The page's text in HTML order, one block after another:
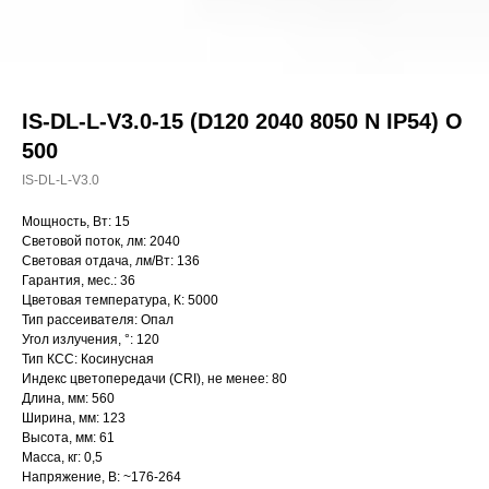
IS-DL-L-V3.0-15 (D120 2040 8050 N IP54) O
500
IS-DL-L-V3.0
Мощность, Вт: 15
Световой поток, лм: 2040
Световая отдача, лм/Вт: 136
Гарантия, мес.: 36
Цветовая температура, К: 5000
Тип рассеивателя: Опал
Угол излучения, °: 120
Тип КСС: Косинусная
Индекс цветопередачи (CRI), не менее: 80
Длина, мм: 560
Ширина, мм: 123
Высота, мм: 61
Масса, кг: 0,5
Напряжение, В: ~176-264